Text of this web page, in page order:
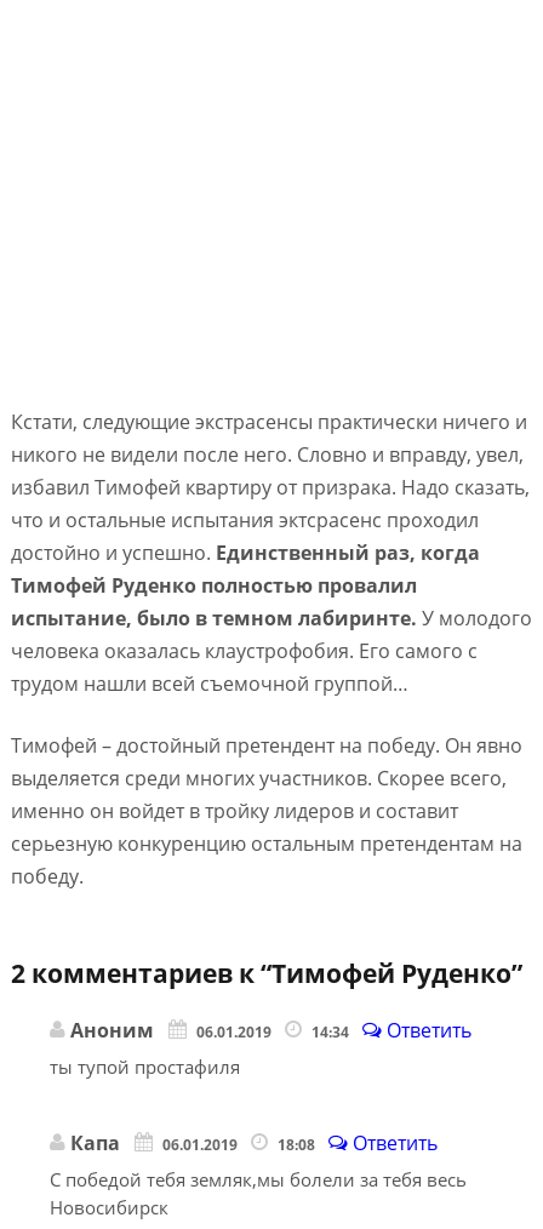
Кстати, следующие экстрасенсы практически ничего и
никого не видели после него. Словно и вправду, увел,
избавил Тимофей квартиру от призрака. Надо сказать,
что и остальные испытания эктсрасенс проходил
достойно и успешно. Единственный раз, когда
Тимофей Руденко полностью провалил
испытание, было в темном лабиринте. У молодого
человека оказалась клаустрофобия. Его самого с
трудом нашли всей съемочной группой…
Тимофей – достойный претендент на победу. Он явно
выделяется среди многих участников. Скорее всего,
именно он войдет в тройку лидеров и составит
серьезную конкуренцию остальным претендентам на
победу.
2 комментариев к “Тимофей Руденко”
Аноним 06.01.2019 14:34 Ответить
ты тупой простафиля
Капа 06.01.2019 18:08 Ответить
С победой тебя земляк,мы болели за тебя весь
Новосибирск